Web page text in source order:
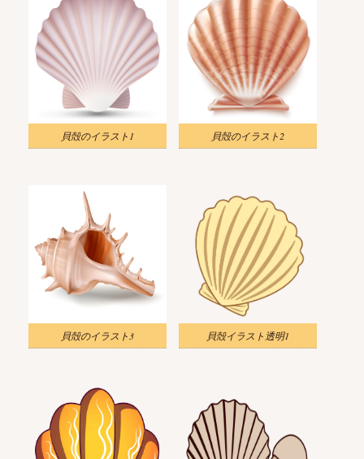
貝殻のイラスト1 貝殻のイラスト2
貝殻のイラスト3 貝殻イラスト透明1